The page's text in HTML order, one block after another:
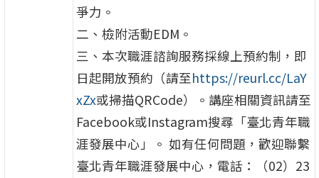
爭力。
二、檢附活動EDM。
三、本次職涯諮詢服務採線上預約制，即
日起開放預約（請至https://reurl.cc/LaY
xZx或掃描QRCode）。講座相關資訊請至
Facebook或Instagram搜尋「臺北青年職
涯發展中心」。 如有任何問題，歡迎聯繫
臺北青年職涯發展中心，電話：（02）23